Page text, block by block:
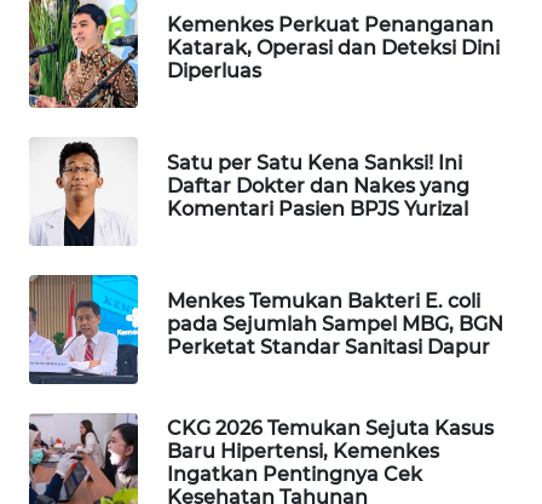
Kemenkes Perkuat Penanganan
Katarak, Operasi dan Deteksi Dini
Diperluas
Satu per Satu Kena Sanksi! Ini
Daftar Dokter dan Nakes yang
Komentari Pasien BPJS Yurizal
Menkes Temukan Bakteri E. coli
pada Sejumlah Sampel MBG, BGN
Perketat Standar Sanitasi Dapur
CKG 2026 Temukan Sejuta Kasus
Baru Hipertensi, Kemenkes
Ingatkan Pentingnya Cek
Kesehatan Tahunan
DESA
WISATA
LAPAK
Wahana
Network
KONSUMEN
LISTRIK
MASYARAKAT
KELISTRIKAN
WALINKI
ID